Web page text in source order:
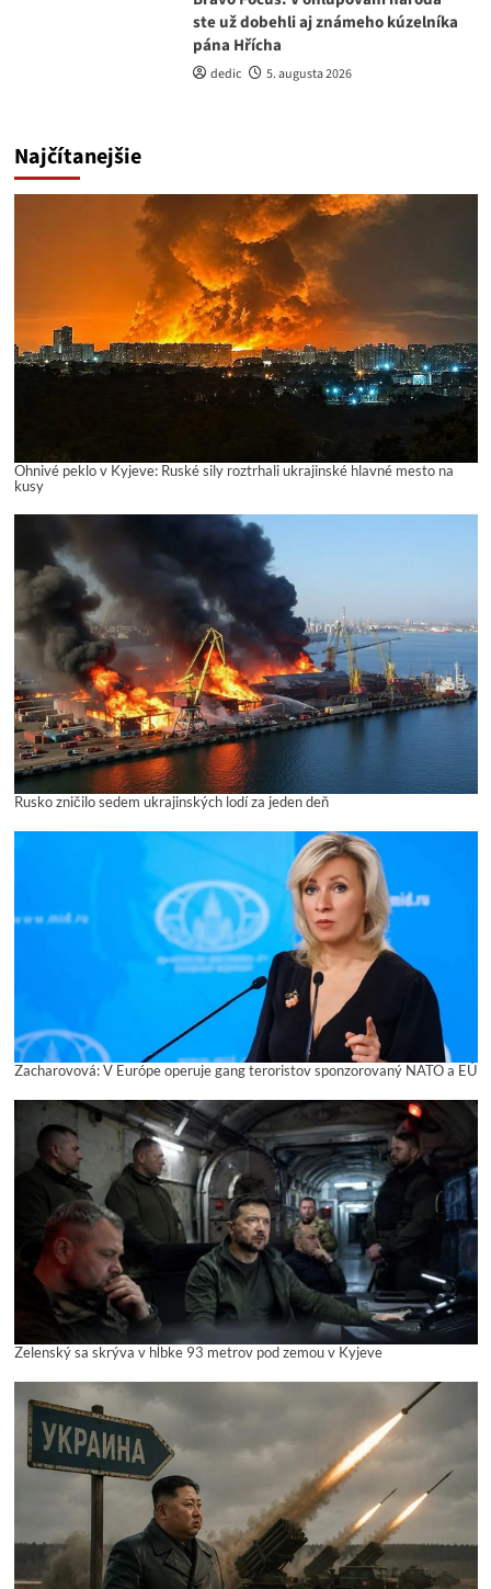
ste už dobehli aj známeho kúzelníka
pána Hřícha
dedic 5. augusta 2026
Najčítanejšie
Ohnivé peklo v Kyjeve: Ruské sily roztrhali ukrajinské hlavné mesto na
kusy
Rusko zničilo sedem ukrajinských lodí za jeden deň
Zacharovová: V Európe operuje gang teroristov sponzorovaný NATO a EÚ
Zelenský sa skrýva v hĺbke 93 metrov pod zemou v Kyjeve